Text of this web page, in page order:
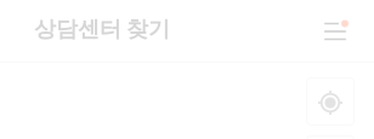
상담센터 찾기